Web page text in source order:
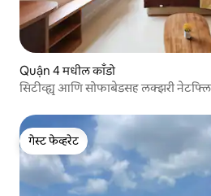
Quận 4 मधील काँडो
सिटीव्ह्यू आणि सोफाबेडसह लक्झरी
गेस्ट फेव्हरेट
गेस्ट फेव्हरेट